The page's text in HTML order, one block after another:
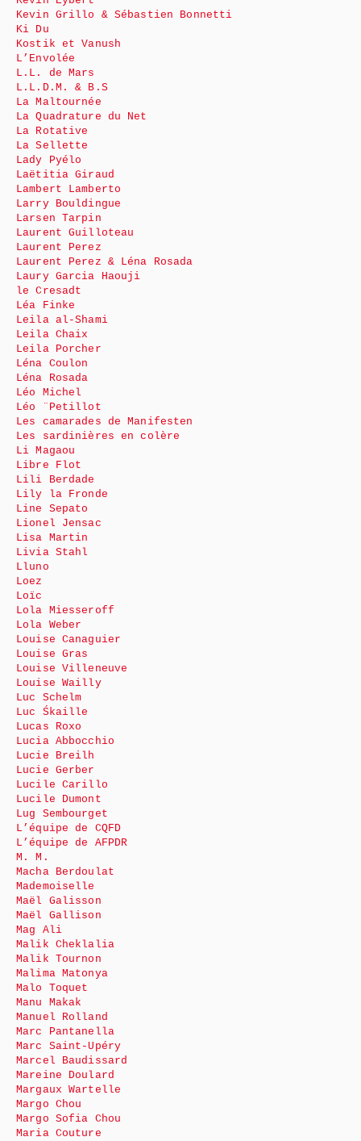
Kevin Grillo & Sébastien Bonnetti
Ki Du
Kostik et Vanush
L’Envolée
L.L. de Mars
L.L.D.M. & B.S
La Maltournée
La Quadrature du Net
La Rotative
La Sellette
Lady Pyélo
Laëtitia Giraud
Lambert Lamberto
Larry Bouldingue
Larsen Tarpin
Laurent Guilloteau
Laurent Perez
Laurent Perez & Léna Rosada
Laury Garcia Haouji
le Cresadt
Léa Finke
Leila al-Shami
Leila Chaix
Leila Porcher
Léna Coulon
Léna Rosada
Léo Michel
Léo ¨Petillot
Les camarades de Manifesten
Les sardinières en colère
Li Magaou
Libre Flot
Lili Berdade
Lily la Fronde
Line Sepato
Lionel Jensac
Lisa Martin
Livia Stahl
Lluno
Loez
Loïc
Lola Miesseroff
Lola Weber
Louise Canaguier
Louise Gras
Louise Villeneuve
Louise Wailly
Luc Schelm
Luc Śkaille
Lucas Roxo
Lucia Abbocchio
Lucie Breilh
Lucie Gerber
Lucile Carillo
Lucile Dumont
Lug Sembourget
L’équipe de CQFD
L’équipe de AFPDR
M. M.
Macha Berdoulat
Mademoiselle
Maël Galisson
Maël Gallison
Mag Ali
Malik Cheklalia
Malik Tournon
Malima Matonya
Malo Toquet
Manu Makak
Manuel Rolland
Marc Pantanella
Marc Saint-Upéry
Marcel Baudissard
Mareine Doulard
Margaux Wartelle
Margo Chou
Margo Sofia Chou
Maria Couture